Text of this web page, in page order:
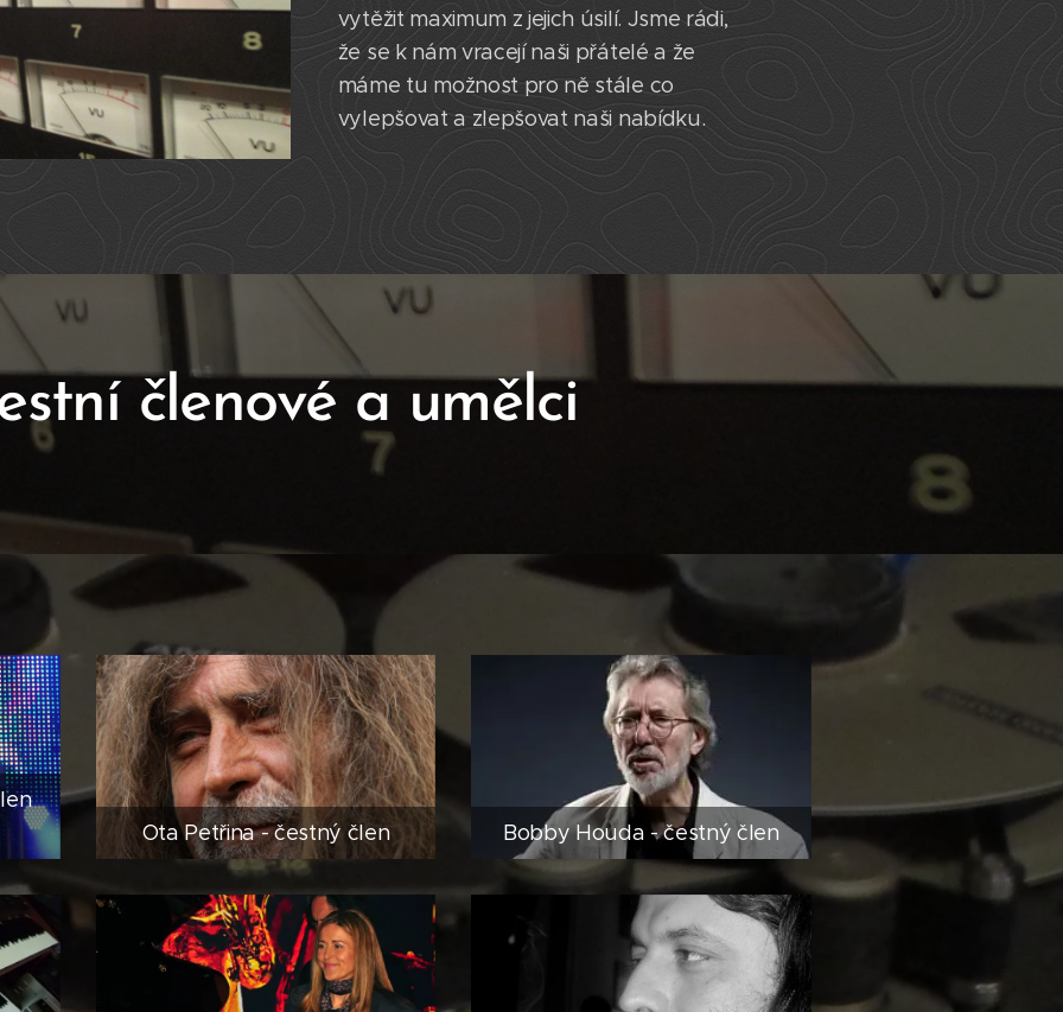
vytěžit maximum z jejich úsilí. Jsme rádi,
že se k nám vracejí naši přátelé a že
máme tu možnost pro ně stále co
vylepšovat a zlepšovat naši nabídku.
členové a umělci
Ota Petřina - čestný člen
Bobby Houda - čestný člen